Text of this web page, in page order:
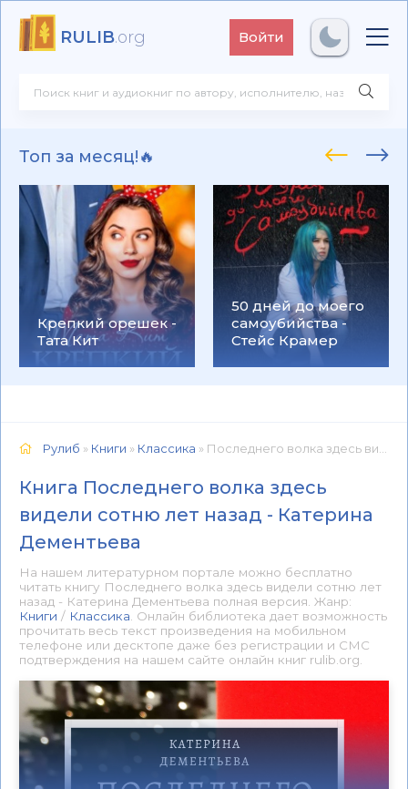
RULIB.org Войти
Топ за месяц!🔥
Крепкий орешек -
Тата Кит
50 дней до моего
самоубийства -
Стейс Крамер
Рулиб » Книги » Классика » Последнего волка здесь видели сотню лет назад - Катерина Дементьева 📕 - Книга онлайн бесплатно
Книга Последнего волка здесь
видели сотню лет назад - Катерина
Дементьева
На нашем литературном портале можно бесплатно
читать книгу Последнего волка здесь видели сотню лет
назад - Катерина Дементьева полная версия. Жанр:
Книги / Классика . Онлайн библиотека дает возможность
прочитать весь текст произведения на мобильном
телефоне или десктопе даже без регистрации и СМС
подтверждения на нашем сайте онлайн книг rulib.org.